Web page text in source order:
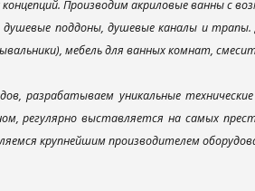
Производим акриловые ванны с
душевые поддоны, душевые каналы и
мебель для ванных комнат,
разрабатываем уникальные
регулярно выставляется на самых
крупнейшим производителем